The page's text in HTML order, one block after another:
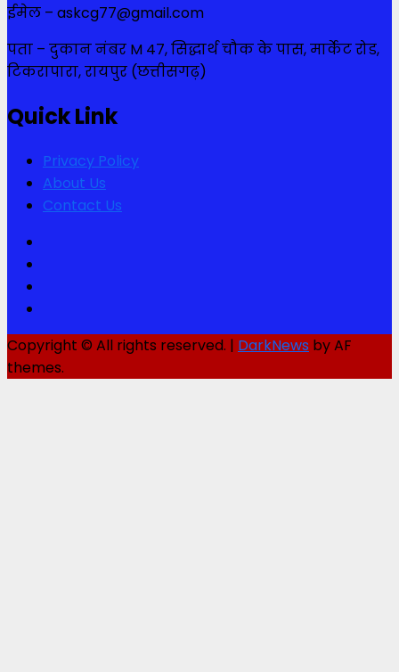
ईमेल – askcg77@gmail.com
पता – दुकान नंबर M 47, सिद्धार्थ चौक के पास, मार्केट रोड,
टिकरापारा, रायपुर (छत्तीसगढ़)
Quick Link
Privacy Policy
About Us
Contact Us
Copyright © All rights reserved. | DarkNews by AF
themes.